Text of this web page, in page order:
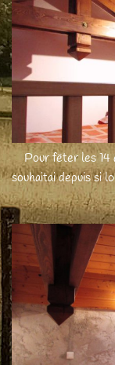
Pour fêter les 14
souhaitai depuis si